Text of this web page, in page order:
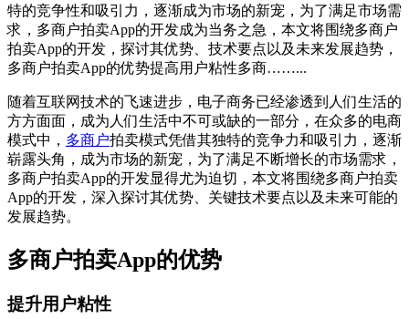
特的竞争性和吸引力，逐渐成为市场的新宠，为了满足市场需
求，多商户拍卖App的开发成为当务之急，本文将围绕多商户
拍卖App的开发，探讨其优势、技术要点以及未来发展趋势，
多商户拍卖App的优势提高用户粘性多商……...
随着互联网技术的飞速进步，电子商务已经渗透到人们生活的
方方面面，成为人们生活中不可或缺的一部分，在众多的电商
模式中， 多商户拍卖模式凭借其独特的竞争力和吸引力，逐渐
崭露头角，成为市场的新宠，为了满足不断增长的市场需求，
多商户拍卖App的开发显得尤为迫切，本文将围绕多商户拍卖
App的开发，深入探讨其优势、关键技术要点以及未来可能的
发展趋势。
多商户拍卖App的优势
提升用户粘性